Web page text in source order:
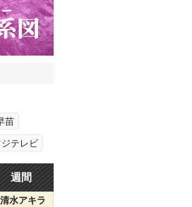
苗
ジテレビ
週間
水アキラ